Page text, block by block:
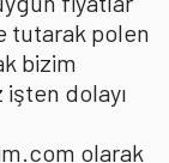
tutarak polen
bizim
işten dolayı
olarak